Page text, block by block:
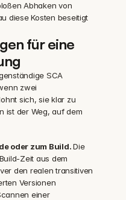
Abhaken von
diese Kosten beseitigt
für eine
SCA
zwei
sich, sie klar zu
ist der Weg, auf dem
oder zum Build. Die
Zeit aus dem
den realen transitiven
Versionen
einer